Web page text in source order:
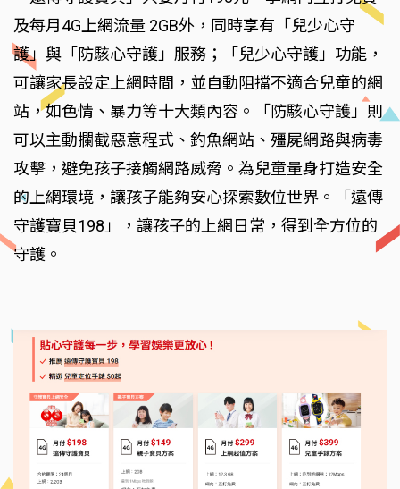
及每月4G上網流量 2GB外，同時享有「兒少心守
護」與「防駭心守護」服務；「兒少心守護」功能，
可讓家長設定上網時間，並自動阻擋不適合兒童的網
站，如色情、暴力等十大類內容。「防駭心守護」則
可以主動攔截惡意程式、釣魚網站、殭屍網路與病毒
攻擊，避免孩子接觸網路威脅。為兒童量身打造安全
的上網環境，讓孩子能夠安心探索數位世界。「遠傳
守護寶貝198」，讓孩子的上網日常，得到全方位的
守護。